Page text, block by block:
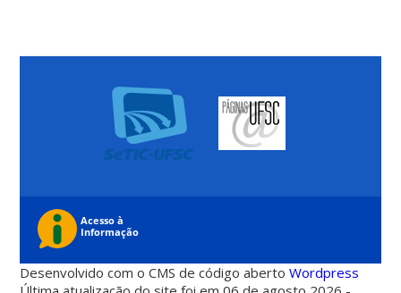
Desenvolvido com o CMS de código abertoWordpress